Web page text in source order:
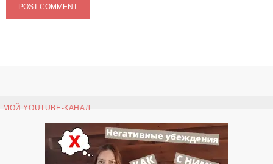
МОЙ YOUTUBE-КАНАЛ